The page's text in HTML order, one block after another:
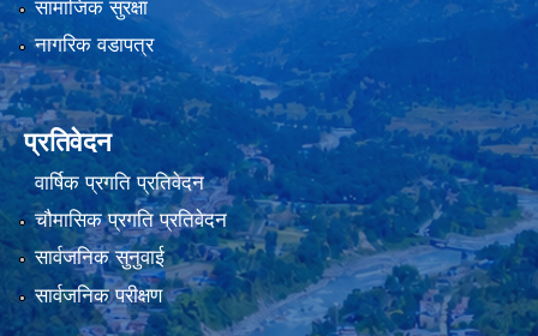
सामाजिक सुरक्षा
नागरिक वडापत्र
प्रतिवेदन
वार्षिक प्रगति प्रतिवेदन
चौमासिक प्रगति प्रतिवेदन
सार्वजनिक सुनुवाई
सार्वजनिक परीक्षण